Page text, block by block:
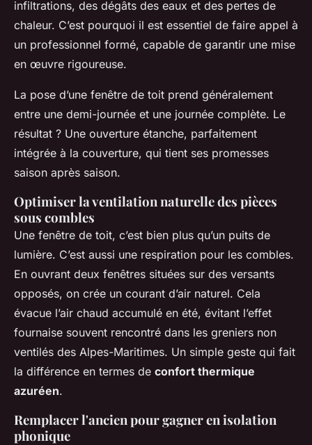
infiltrations, des dégâts des eaux et des pertes de
chaleur. C’est pourquoi il est essentiel de faire appel à
un professionnel formé, capable de garantir une mise
en œuvre rigoureuse.
La pose d’une fenêtre de toit prend généralement
entre une demi-journée et une journée complète. Le
résultat ? Une ouverture étanche, parfaitement
intégrée à la couverture, qui tient ses promesses
saison après saison.
Optimiser la ventilation naturelle des pièces
sous combles
Une fenêtre de toit, c’est bien plus qu’un puits de
lumière. C’est aussi une respiration pour les combles.
En ouvrant deux fenêtres situées sur des versants
opposés, on crée un courant d’air naturel. Cela
évacue l’air chaud accumulé en été, évitant l’effet
fournaise souvent rencontré dans les greniers non
ventilés des Alpes-Maritimes. Un simple geste qui fait
la différence en termes de confort thermique
azuréen.
Remplacer l'ancien pour gagner en isolation
phonique